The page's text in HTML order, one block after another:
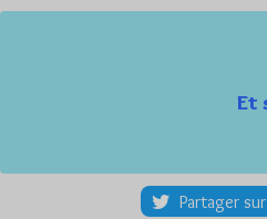
Et
Partager